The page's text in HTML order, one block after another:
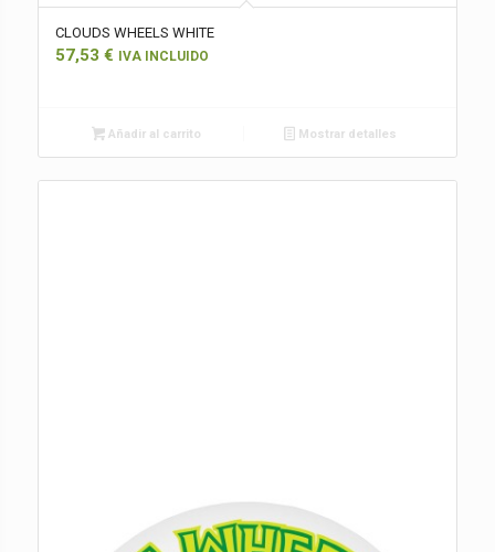
CLOUDS WHEELS WHITE
57,53 € IVA INCLUIDO
Añadir al carrito Mostrar detalles